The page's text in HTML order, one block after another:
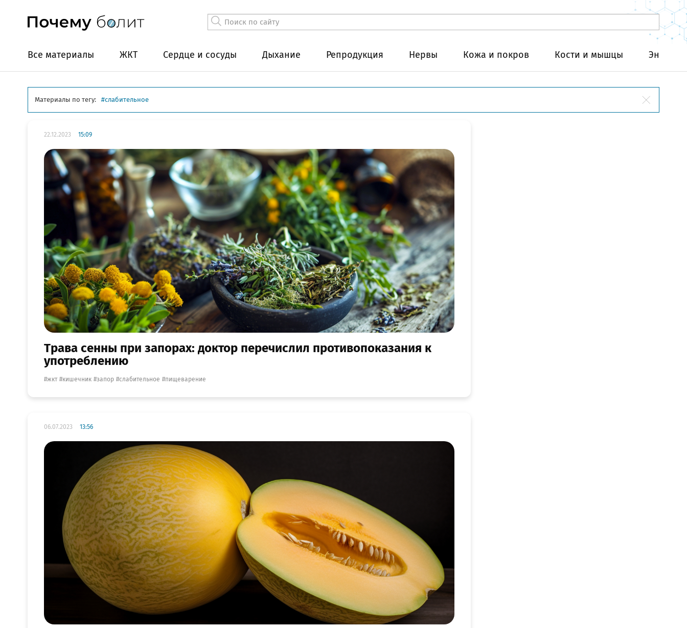
Все материалы ЖКТ Сердце и сосуды Дыхание Репродукция Нервы Кожа и покров Кости и мышцы
Материалы по тегу: слабительное
22.12.2023 15:09
Трава сенны при запорах: доктор перечислил противопоказания к
употреблению
жкт кишечник запор слабительное пищеварение
06.07.2023 13:56